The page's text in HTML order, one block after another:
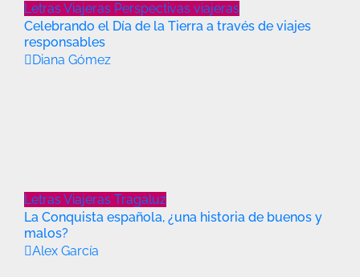
Letras Viajeras Perspectivas viajeras
Celebrando el Día de la Tierra a través de viajes
responsables
Diana Gómez
Letras Viajeras Tragaluz
La Conquista española, ¿una historia de buenos y
malos?
Alex García